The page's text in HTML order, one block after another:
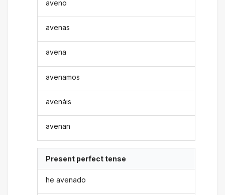
aveno
avenas
avena
avenamos
avenáis
avenan
Present perfect tense
he avenado